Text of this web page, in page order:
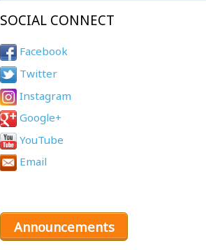
SOCIAL CONNECT
Facebook
Twitter
Instagram
Google+
YouTube
Email
Announcements